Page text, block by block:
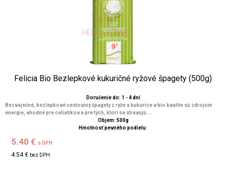
Felicia Bio Bezlepkové kukuričné ryžové špagety (500g)
Doručenie do: 1 - 4 dní
Bezvaječné, bezlepkové cestoviny špagety z ryže a kukurice v bio kvalite sú zdrojom
energie, vhodné pre celiatikov a pre tých, ktorí sa stravujú ...
Objem: 500g
Hmotnosť pevného podielu:
5.40 € s DPH
4.54 € bez DPH